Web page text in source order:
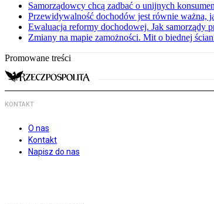
Samorządowcy chcą zadbać o unijnych
Przewidywalność dochodów jest równie ważna,
Ewaluacja reformy dochodowej. Jak samorządy
Zmiany na mapie zamożności. Mit o biednej
Promowane treści
KONTAKT
O nas
Kontakt
Napisz do nas